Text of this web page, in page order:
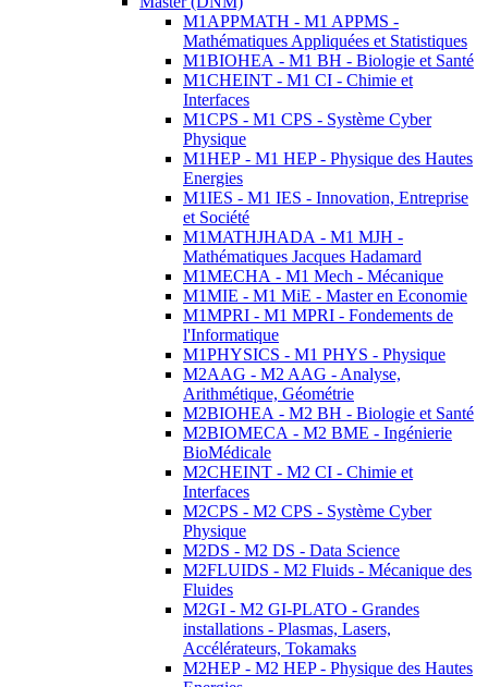
M1APPMATH - M1 APPMS -
Mathématiques Appliquées et Statistiques
M1BIOHEA - M1 BH - Biologie et Santé
M1CHEINT - M1 CI - Chimie et
Interfaces
M1CPS - M1 CPS - Système Cyber
Physique
M1HEP - M1 HEP - Physique des Hautes
Energies
M1IES - M1 IES - Innovation, Entreprise
et Société
M1MATHJHADA - M1 MJH -
Mathématiques Jacques Hadamard
M1MECHA - M1 Mech - Mécanique
M1MIE - M1 MiE - Master en Economie
M1MPRI - M1 MPRI - Fondements de
l'Informatique
M1PHYSICS - M1 PHYS - Physique
M2AAG - M2 AAG - Analyse,
Arithmétique, Géométrie
M2BIOHEA - M2 BH - Biologie et Santé
M2BIOMECA - M2 BME - Ingénierie
BioMédicale
M2CHEINT - M2 CI - Chimie et
Interfaces
M2CPS - M2 CPS - Système Cyber
Physique
M2DS - M2 DS - Data Science
M2FLUIDS - M2 Fluids - Mécanique des
Fluides
M2GI - M2 GI-PLATO - Grandes
installations - Plasmas, Lasers,
Accélérateurs, Tokamaks
M2HEP - M2 HEP - Physique des Hautes